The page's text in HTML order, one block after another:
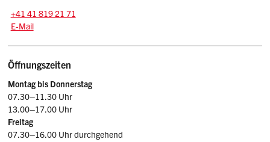
Tel.:
+41 41 819 21 71
E-Mail: schiff.vasz
E-Mail
Öffnungszeiten
Montag bis Donnerstag
07.30–11.30 Uhr
13.00–17.00 Uhr
Freitag
07.30–16.00 Uhr durchgehend